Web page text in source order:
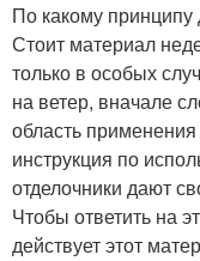
По какому принципу
Стоит материал
только в особых
на ветер, вначале
область
инструкция по
отделочники дают
Чтобы ответить на
действует этот